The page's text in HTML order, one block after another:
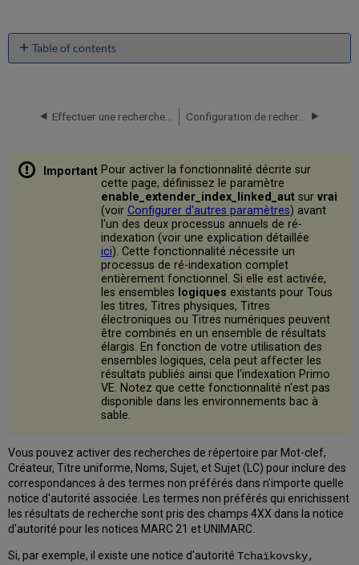
Table of contents
No
Pour activer la fonctionnalité décrite sur
cette page, définissez le paramètre
enable_extender_index_linked_autsur vrai
(voir Configurer d'autres paramètres) avant
l'un des deux processus annuels de ré-
indexation (voir une explication détaillée
ici). Cette fonctionnalité nécessite un
processus de ré-indexation complet
entièrement fonctionnel. Si elle est activée,
les ensembles logiques existants pour Tous
les titres, Titres physiques, Titres
électroniques ou Titres numériques peuvent
être combinés en un ensemble de résultats
élargis. En fonction de votre utilisation des
ensembles logiques, cela peut affecter les
résultats publiés ainsi que l’indexation Primo
VE. Notez que cette fonctionnalité n'est pas
disponible dans les environnements bac à
sable.
Vous pouvez activer des recherches de répertoire par Mot-clef,
Créateur, Titre uniforme, Noms, Sujet, et Sujet (LC) pour inclure des
correspondances à des termes non préférés dans n'importe quelle
notice d'autorité associée. Les termes non préférés qui enrichissent
les résultats de recherche sont pris des champs 4XX dans la notice
d'autorité pour les notices MARC 21 et UNIMARC.
Si, par exemple, il existe une notice d'autoritéTchaïkovsky,